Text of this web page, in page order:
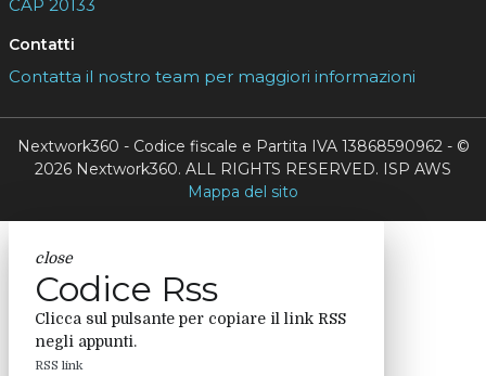
CAP 20133
Contatti
Contatta il nostro team per maggiori informazioni
Nextwork360 - Codice fiscale e Partita IVA 13868590962 - ©
2026 Nextwork360. ALL RIGHTS RESERVED. ISP AWS
Mappa del sito
close
Codice Rss
Clicca sul pulsante per copiare il link RSS
negli appunti.
RSS link